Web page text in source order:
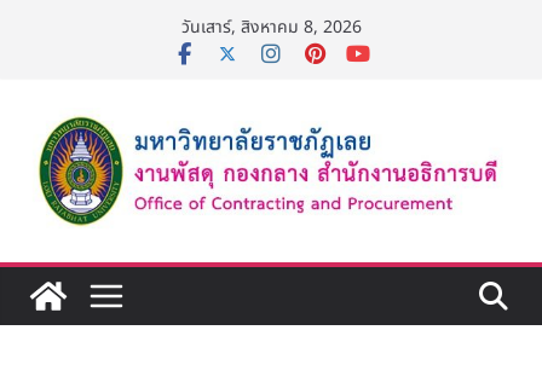
วันเสาร์, สิงหาคม 8, 2026